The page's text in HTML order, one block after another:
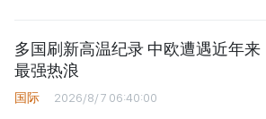
多国刷新高温纪录 中欧遭遇近年来
最强热浪
国际 2026/8/7 06:40:00